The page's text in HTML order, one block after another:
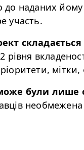
до наданих
участь.
складається
рівня
були лише
необмежена